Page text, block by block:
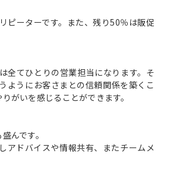
ピーターです。また、残り50％は販促
全てひとりの営業担当になります。そ
うにお客さまとの信頼関係を築くこ
がいを感じることができます。
んです。
アドバイスや情報共有、またチームメ